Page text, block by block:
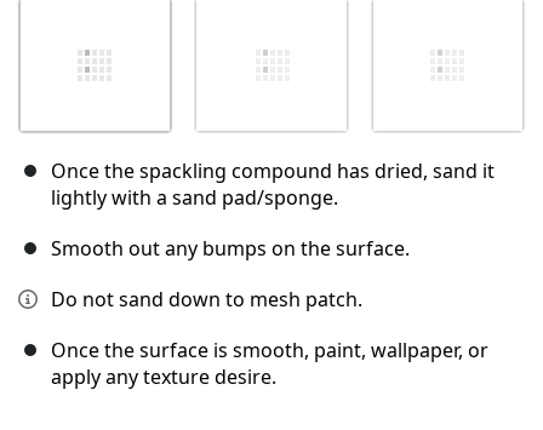
Once the spackling compound has dried, sand it
lightly with a sand pad/sponge.
Smooth out any bumps on the surface.
Do not sand down to mesh patch.
Once the surface is smooth, paint, wallpaper, or
apply any texture desire.